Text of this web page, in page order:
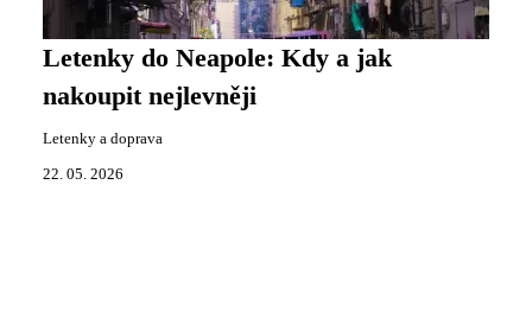
Letenky do Neapole: Kdy a jak
nakoupit nejlevněji
Letenky a doprava
22. 05. 2026